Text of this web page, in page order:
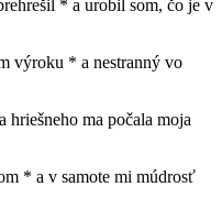
* a urobil som, čo je v
výroku * a nestranný vo
hriešneho ma počala moja
* a v samote mi múdrosť